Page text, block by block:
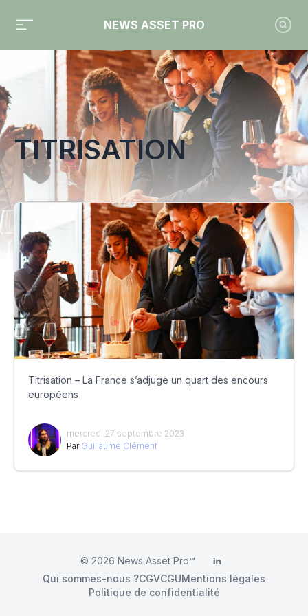
NEWS ASSET PRO
Toute l'actualité sur le tag "Titrisation"
TITRISATION
Titrisation – La France s’adjuge un quart des encours
européens
mercredi 27 septembre 2023
Par Guillaume Clément
© 2026 News Asset Pro™ LinkedIn
Qui sommes-nous ?CGVCGUMentions légales
Politique de confidentialité